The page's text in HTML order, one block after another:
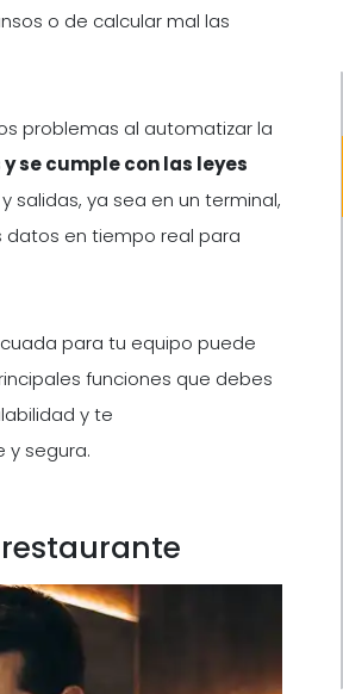
o de calcular mal las
problemas al automatizar la
se cumple con las leyes
salidas, ya sea en un terminal,
datos en tiempo real para
para tu equipo puede
funciones que debes
y te
y segura.